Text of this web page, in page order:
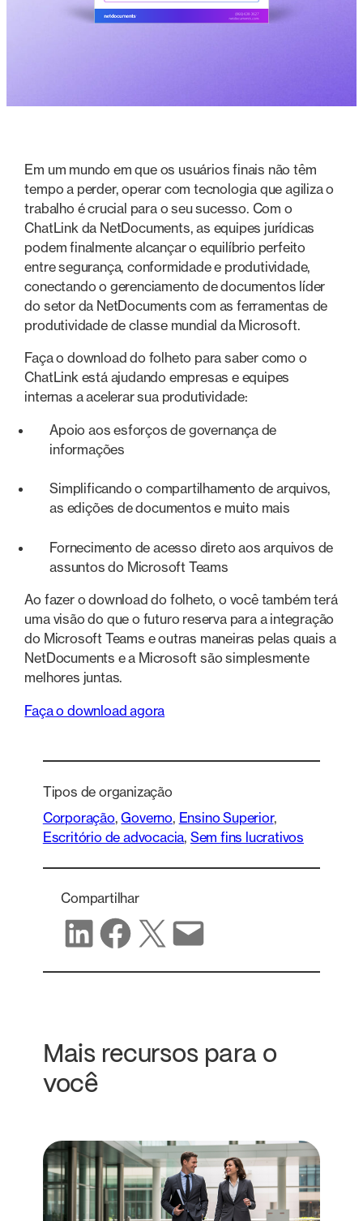
Em um mundo em que os usuários finais não têm
tempo a perder, operar com tecnologia que agiliza o
trabalho é crucial para o seu sucesso. Com o
ChatLink da NetDocuments, as equipes jurídicas
podem finalmente alcançar o equilíbrio perfeito
entre segurança, conformidade e produtividade,
conectando o gerenciamento de documentos líder
do setor da NetDocuments com as ferramentas de
produtividade de classe mundial da Microsoft.
Faça o download do folheto para saber como o
ChatLink está ajudando empresas e equipes
internas a acelerar sua produtividade:
Apoio aos esforços de governança de
informações
Simplificando o compartilhamento de arquivos,
as edições de documentos e muito mais
Fornecimento de acesso direto aos arquivos de
assuntos do Microsoft Teams
Ao fazer o download do folheto, o você também terá
uma visão do que o futuro reserva para a integração
do Microsoft Teams e outras maneiras pelas quais a
NetDocuments e a Microsoft são simplesmente
melhores juntas.
Faça o download agora
Tipos de organização
Corporação, Governo, Ensino Superior
Escritório de advocacia, Sem fins lucrativos
Compartilhar
Compartilhar no LinkedIn
Compartilhar no Facebook
Compartilhar no X Compartilhar por e-mail
Mais recursos para o
você